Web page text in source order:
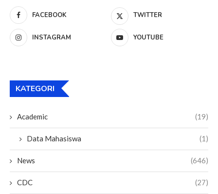
FACEBOOK TWITTER
INSTAGRAM YOUTUBE
KATEGORI
Academic (19)
Data Mahasiswa (1)
News (646)
CDC (27)